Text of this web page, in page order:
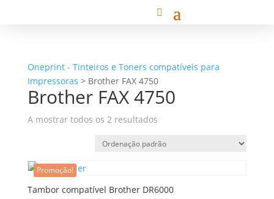
Oneprint - Tinteiros e Toners compatíveis para
Impressoras > Brother FAX 4750
Brother FAX 4750
A mostrar todos os 2 resultados
Promoção!
Tambor compatível Brother DR6000